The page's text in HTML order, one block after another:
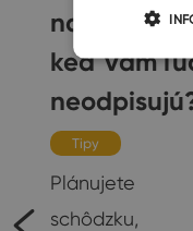
na e-maily,
keď vám
Tipy
Plánujete
schôdzku,